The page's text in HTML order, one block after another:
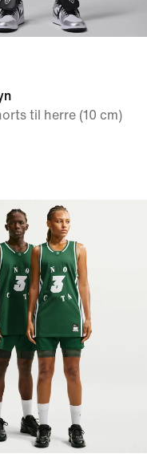
til herre (10 cm)